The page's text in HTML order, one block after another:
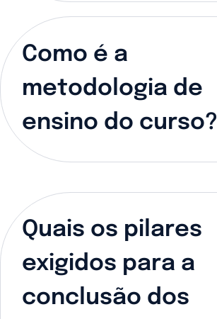
Como é a
metodologia de
ensino do curso?
Quais os pilares
exigidos para a
conclusão dos